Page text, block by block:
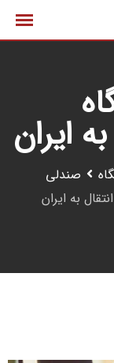
ایران
صندلی
به ایران